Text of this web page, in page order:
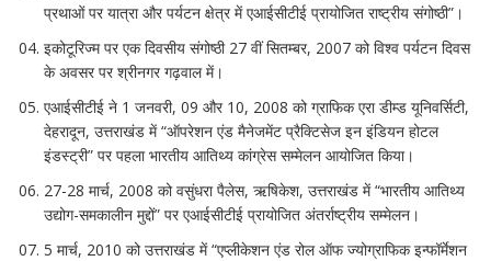
प्रथाओं पर यात्रा और पर्यटन क्षेत्र में एआईसीटीई प्रायोजित राष्ट्रीय संगोष्ठी”।
इकोटूरिज्म पर एक दिवसीय संगोष्ठी 27 वीं सितम्बर, 2007 को विश्व पर्यटन दिवस
के अवसर पर श्रीनगर गढ़वाल में।
एआईसीटीई ने 1 जनवरी, 09 और 10, 2008 को ग्राफिक एरा डीम्ड यूनिवर्सिटी,
देहरादून, उत्तराखंड में “ऑपरेशन एंड मैनेजमेंट प्रैक्टिसेज इन इंडियन होटल
इंडस्ट्री” पर पहला भारतीय आतिथ्य कांग्रेस सम्मेलन आयोजित किया।
27-28 मार्च, 2008 को वसुंधरा पैलेस, ऋषिकेश, उत्तराखंड में “भारतीय आतिथ्य
उद्योग-समकालीन मुद्दों” पर एआईसीटीई प्रायोजित अंतर्राष्ट्रीय सम्मेलन।
5 मार्च, 2010 को उत्तराखंड में “एप्लीकेशन एंड रोल ऑफ ज्योग्राफिक इन्फॉर्मेशन